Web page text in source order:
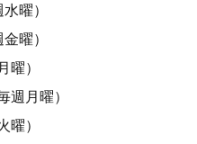
曜）
曜）
曜）
月曜）
曜）